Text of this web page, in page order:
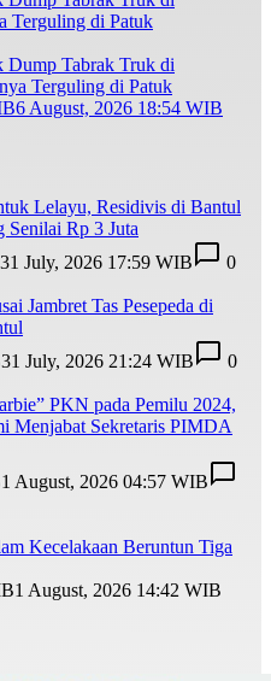
Dump Tabrak Truk di
Terguling di Patuk
6 August, 2026 18:54 WIB
Lelayu, Residivis di Bantul
Senilai Rp 3 Juta
31 July, 2026 17:59 WIB
0
Jambret Tas Pesepeda di
31 July, 2026 21:24 WIB
0
PKN pada Pemilu 2024,
Menjabat Sekretaris PIMDA
1 August, 2026 04:57 WIB
Kecelakaan Beruntun Tiga
1 August, 2026 14:42 WIB